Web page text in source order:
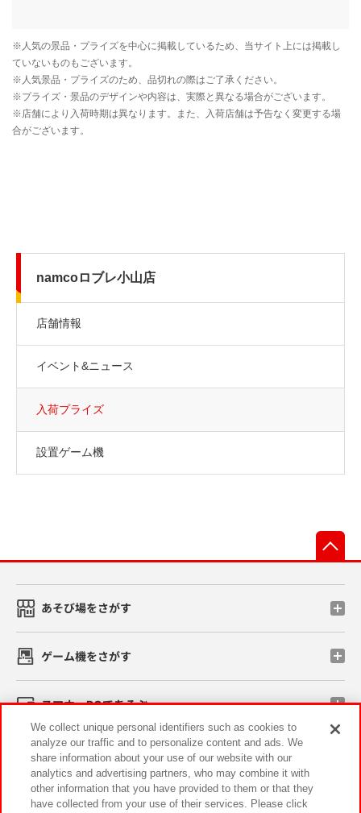
namcoロブレ小山店
店舗情報
イベント&ニュース
入荷プライズ
設置ゲーム機
あそび場をさがす
ゲーム機をさがす
スマホ・PCであそぶ
イベント・キャンペーン
We collect unique personal identifiers such as cookies to
analyze our traffic and to personalize content and ads. We
share information about your use of our website with our
analytics and advertising partners, who may combine it with
other information that you have provided to them or that they
have collected from your use of their services. Please click